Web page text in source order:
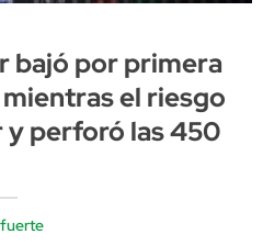
bajó por primera
el riesgo
y perforó las 450